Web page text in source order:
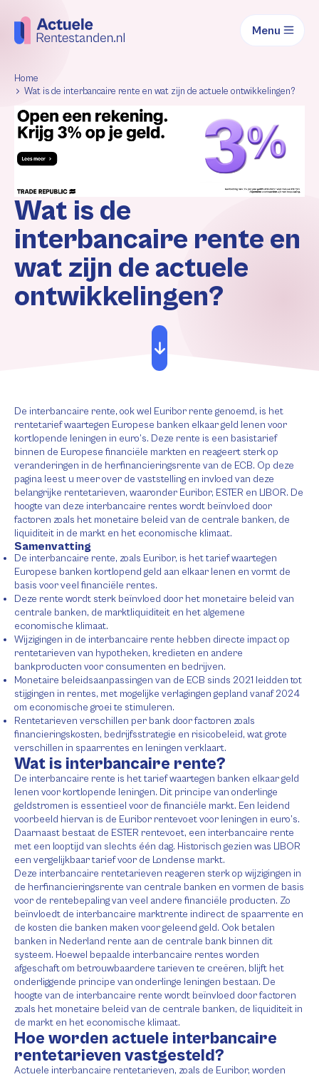
Menu
Home
Wat is de interbancaire rente en wat zijn de actuele ontwikkelingen?
Wat is de
interbancaire rente en
wat zijn de actuele
ontwikkelingen?
De interbancaire rente, ook wel Euribor rente genoemd, is het
rentetarief waartegen Europese banken elkaar geld lenen voor
kortlopende leningen in euro’s. Deze rente is een basistarief
binnen de Europese financiële markten en reageert sterk op
veranderingen in de herfinancieringsrente van de ECB. Op deze
pagina leest u meer over de vaststelling en invloed van deze
belangrijke rentetarieven, waaronder Euribor, ESTER en LIBOR. De
hoogte van deze interbancaire rentes wordt beïnvloed door
factoren zoals het monetaire beleid van de centrale banken, de
liquiditeit in de markt en het economische klimaat.
Samenvatting
De interbancaire rente, zoals Euribor, is het tarief waartegen
Europese banken kortlopend geld aan elkaar lenen en vormt de
basis voor veel financiële rentes.
Deze rente wordt sterk beïnvloed door het monetaire beleid van
centrale banken, de marktliquiditeit en het algemene
economische klimaat.
Wijzigingen in de interbancaire rente hebben directe impact op
rentetarieven van hypotheken, kredieten en andere
bankproducten voor consumenten en bedrijven.
Monetaire beleidsaanpassingen van de ECB sinds 2021 leidden tot
stijgingen in rentes, met mogelijke verlagingen gepland vanaf 2024
om economische groei te stimuleren.
Rentetarieven verschillen per bank door factoren zoals
financieringskosten, bedrijfsstrategie en risicobeleid, wat grote
verschillen in spaarrentes en leningen verklaart.
Wat is interbancaire rente?
De interbancaire rente is het tarief waartegen banken elkaar geld
lenen voor kortlopende leningen. Dit principe van onderlinge
geldstromen is essentieel voor de financiële markt. Een leidend
voorbeeld hiervan is de Euribor rentevoet voor leningen in euro’s.
Daarnaast bestaat de ESTER rentevoet, een interbancaire rente
met een looptijd van slechts één dag. Historisch gezien was LIBOR
een vergelijkbaar tarief voor de Londense markt.
Deze interbancaire rentetarieven reageren sterk op wijzigingen in
de herfinancieringsrente van centrale banken en vormen de basis
voor de rentebepaling van veel andere financiële producten. Zo
beïnvloedt de interbancaire marktrente indirect de spaarrente en
de kosten die banken maken voor geleend geld. Ook betalen
banken in Nederland rente aan de centrale bank binnen dit
systeem. Hoewel bepaalde interbancaire rentes worden
afgeschaft om betrouwbaardere tarieven te creëren, blijft het
onderliggende principe van onderlinge leningen bestaan. De
hoogte van de interbancaire rente wordt beïnvloed door factoren
zoals het monetaire beleid van de centrale banken, de liquiditeit in
de markt en het economische klimaat.
Hoe worden actuele interbancaire
rentetarieven vastgesteld?
Actuele interbancaire rentetarieven, zoals de Euribor, worden